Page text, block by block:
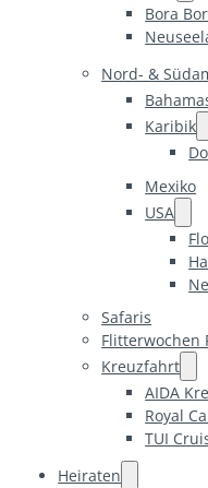
Bora
Nord- &
Karibik
Mexiko
USA
Safaris
Flitterwochen
Kreuzfahrt
AIDA
Royal
TUI
Heiraten